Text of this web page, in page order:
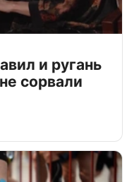
и ругань
сорвали